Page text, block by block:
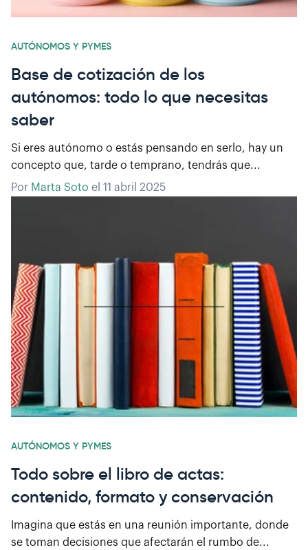
AUTÓNOMOS Y PYMES
Base de cotización de los
autónomos: todo lo que necesitas
saber
Si eres autónomo o estás pensando en serlo, hay un
concepto que, tarde o temprano, tendrás que...
Por Marta Soto el 11 abril 2025
AUTÓNOMOS Y PYMES
Todo sobre el libro de actas:
contenido, formato y conservación
Imagina que estás en una reunión importante, donde
se toman decisiones que afectarán el rumbo de...